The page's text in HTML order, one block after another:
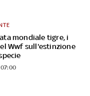
mondiale tigre, i
Wwf sull'estinzione
07:00